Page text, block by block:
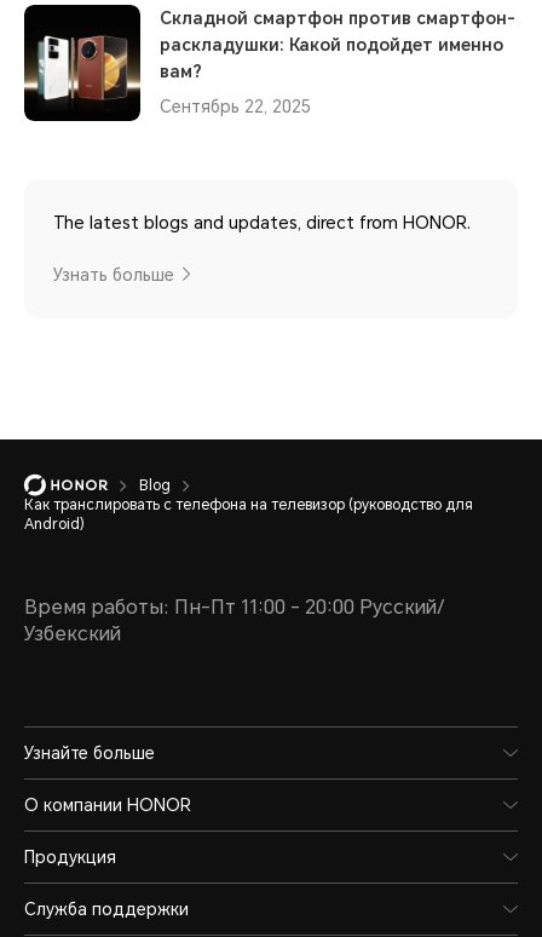
Складной смартфон против смартфон-
раскладушки: Какой подойдет именно
вам?
Сентябрь 22, 2025
The latest blogs and updates, direct from HONOR.
Узнать больше
Blog
Как транслировать с телефона на телевизор (руководство для
Android)
Время работы: Пн-Пт 11:00 - 20:00 Русский/
Узбекский
Узнайте больше
О компании HONOR
Продукция
Служба поддержки